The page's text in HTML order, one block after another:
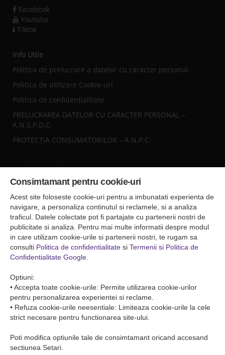
Facebook
Youtube
Tiktok
Info Utile
Politica de prelucrare a datelor cu caracter personal
Politica de utilizare Cookie-uri
Politica de confidențialitate
PRELUCRAREA DATELOR CU CARACTER PERSONAL –
A.N.S.P.D.C.
PROTECȚIA CONSUMATORILOR – A.N.P.C.
Sediul central
Falticeni ( Autogara Romfour )
str. Plutonier Ghiniţă nr.8, Fălticeni, judeţul Suceava
0040374557200
Condiții de Transport
Condițiile de transport colete
Condițiile de transport persone
Consimtamant pentru cookie-uri
Acest site foloseste cookie-uri pentru a imbunatati experienta de
navigare, a personaliza continutul si reclamele, si a analiza
traficul. Datele colectate pot fi partajate cu partenerii nostri de
publicitate si analiza. Pentru mai multe informatii despre modul
in care utilizam cookie-urile si partenerii nostri, te rugam sa
consulti Politica de confidentialitate si Termenii si Politica de
Confidentialitate Google
Optiuni:
• Accepta toate cookie-urile: Permite utilizarea cookie-urilor
pentru personalizarea experientei si reclame.
• Refuza cookie-urile neesentiale: Limiteaza cookie-urile la cele
strict necesare pentru functionarea site-ului.
Poti modifica optiunile tale de consimtamant oricand accesand
sectiunea Setari.